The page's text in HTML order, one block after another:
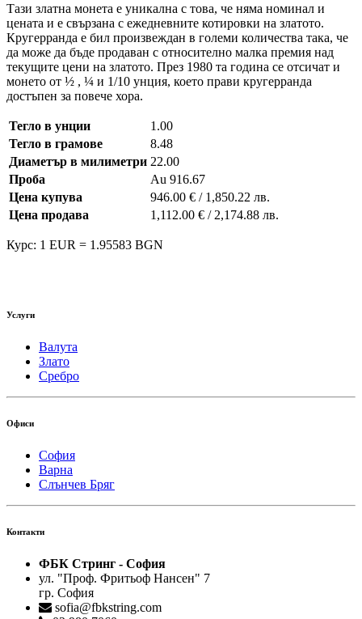
Тази златна монета е уникална с това, че няма номинал и
цената и е свързана с ежедневните котировки на златото.
Кругерранда е бил произвеждан в големи количества така, че
да може да бъде продаван с относително малка премия над
текущите цени на златото. През 1980 та година се отсичат и
монето от ½ , ¼ и 1/10 унция, което прави кругерранда
достъпен за повече хора.
Тегло в унции
1.00
Тегло в грамове
8.48
Диаметър в милиметри 22.00
Проба
Au 916.67
Цена купува
946.00 € / 1,850.22 лв.
Цена продава
1,112.00 € / 2,174.88 лв.
Курс: 1 EUR = 1.95583 BGN
Услуги
Валута
Злато
Сребро
Офиси
София
Варна
Слънчев Бряг
Контакти
ФБК Стринг - София
ул. "Проф. Фритьоф Нансен" 7
гр. София
sofia@fbkstring.com